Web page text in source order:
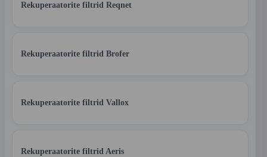
Rekuperaatorite filtrid Reqnet
Rekuperaatorite filtrid Brofer
Rekuperaatorite filtrid Vallox
Rekuperaatorite filtrid Aeris